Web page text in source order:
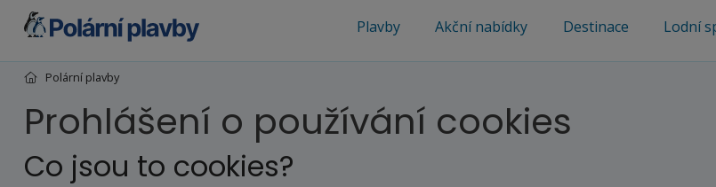
Plavby Akční nabídky Destinace Lodní
Polární plavby
Prohlášení o používání cookies
Co jsou to cookies?